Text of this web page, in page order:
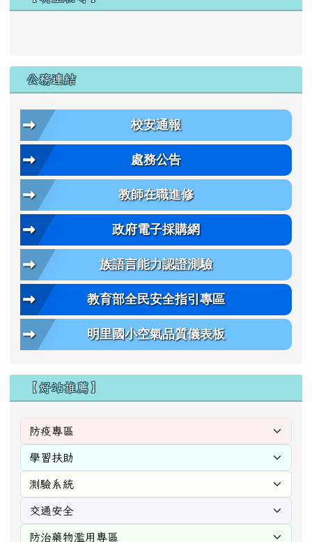
公務連結
校安通報
處務公告
教師在職進修
政府電子採購網
族語言能力認證測驗
教育部全民安全指引專區
明里國小空氣品質儀表板
【好站推薦】